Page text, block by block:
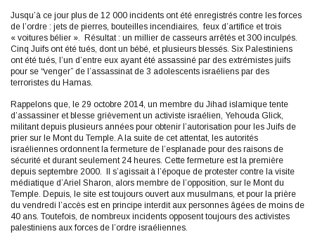
Jusqu’à ce jour plus de 12 000 incidents ont été enregistrés contre les forces
de l’ordre : jets de pierres, bouteilles incendiaires, feux d’artifice et trois
« voitures bélier ». Résultat : un millier de casseurs arrêtés et 300 inculpés.
Cinq Juifs ont été tués, dont un bébé, et plusieurs blessés. Six Palestiniens
ont été tués, l’un d’entre eux ayant été assassiné par des extrémistes juifs
pour se “venger” de l’assassinat de 3 adolescents israéliens par des
terroristes du Hamas.
Rappelons que, le 29 octobre 2014, un membre du Jihad islamique tente
d’assassiner et blesse grièvement un activiste israélien, Yehouda Glick,
militant depuis plusieurs années pour obtenir l’autorisation pour les Juifs de
prier sur le Mont du Temple. A la suite de cet attentat, les autorités
israéliennes ordonnent la fermeture de l’esplanade pour des raisons de
sécurité et durant seulement 24 heures. Cette fermeture est la première
depuis septembre 2000. Il s’agissait à l’époque de protester contre la visite
médiatique d’Ariel Sharon, alors membre de l’opposition, sur le Mont du
Temple. Depuis, le site est toujours ouvert aux musulmans, et pour la prière
du vendredi l’accès est en principe interdit aux personnes âgées de moins de
40 ans. Toutefois, de nombreux incidents opposent toujours des activistes
palestiniens aux forces de l’ordre israéliennes.